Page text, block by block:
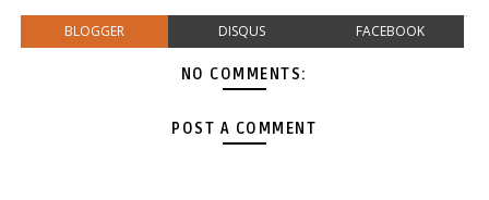
BLOGGER DISQUS FACEBOOK
NO COMMENTS:
POST A COMMENT